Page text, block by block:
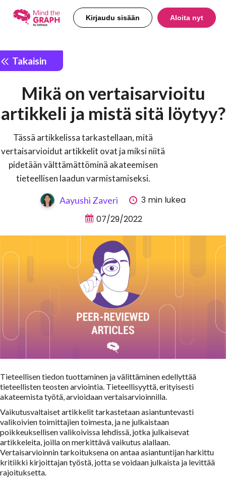
Kirjaudu sisään Aloita nyt
Takaisin
Mikä on vertaisarvioitu
artikkeli ja mistä sitä löytyy?
Tässä artikkelissa tarkastellaan, mitä
vertaisarvioidut artikkelit ovat ja miksi niitä
pidetään välttämättöminä akateemisen
tieteellisen laadun varmistamiseksi.
Aayushi Zaveri
3 min lukea
07/29/2022
Tieteellisen tiedon tuottaminen ja välittäminen edellyttää
tieteellisten teosten arviointia. Tieteellisyyttä, erityisesti
akateemista työtä, arvioidaan vertaisarvioinnilla.
Vaikutusvaltaiset artikkelit tarkastetaan asiantuntevasti
valikoivien toimittajien toimesta, ja ne julkaistaan
poikkeuksellisen valikoivissa lehdissä, jotka julkaisevat
artikkeleita, joilla on merkittävä vaikutus alallaan.
Vertaisarvioinnin tarkoituksena on antaa asiantuntijan harkittu
kritiikki kirjoittajan työstä, jotta se voidaan julkaista ja levittää
rajoituksetta.